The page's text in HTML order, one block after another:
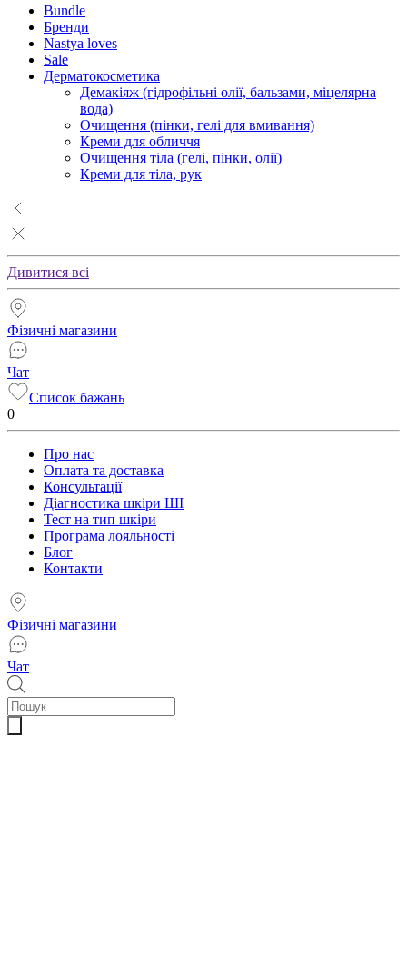
Bundle
Бренди
Nastya loves
Sale
Дерматокосметика
Демакіяж (гідрофільні олії, бальзами, міцелярна
вода)
Очищення (пінки, гелі для вмивання)
Креми для обличчя
Очищення тіла (гелі, пінки, олії)
Креми для тіла, рук
Дивитися всі
Фізичні магазини
Чат
Список бажань
0
Про нас
Оплата та доставка
Консультації
Діагностика шкіри ШІ
Тест на тип шкіри
Програма лояльності
Блог
Контакти
Фізичні магазини
Чат
Пошук
товарів